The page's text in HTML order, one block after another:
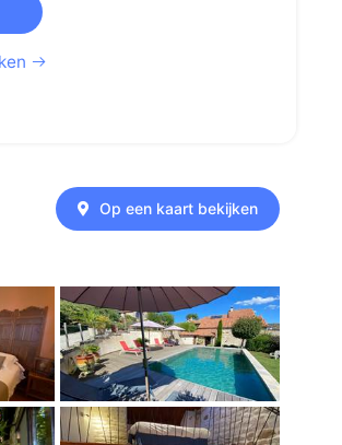
Op een kaart bekijken